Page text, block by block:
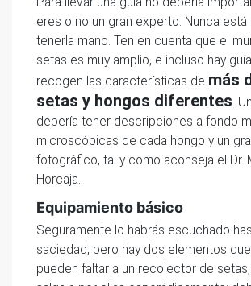
eres o no un gran experto. Nunca está
tenerla mano. Ten en cuenta que el
setas es muy amplio, e incluso hay
recogen las características de más
setas y hongos diferentes.
debería tener descripciones a fondo
microscópicas de cada hongo y un
fotográfico, tal y como aconseja el Dr.
Horcaja.
Equipamiento básico
Seguramente lo habrás escuchado
saciedad, pero hay dos elementos que
pueden faltar a un recolector de